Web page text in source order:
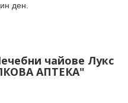
ден.
чайове Лукс
АПТЕКА"